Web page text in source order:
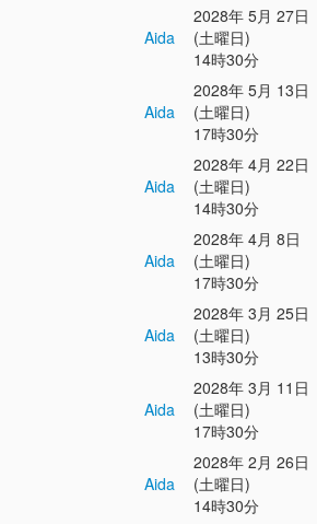
Aida
2028年 5月 27日
(土曜日)
14時30分
Aida
2028年 5月 13日
(土曜日)
17時30分
Aida
2028年 4月 22日
(土曜日)
14時30分
Aida
2028年 4月 8日
(土曜日)
17時30分
Aida
2028年 3月 25日
(土曜日)
13時30分
Aida
2028年 3月 11日
(土曜日)
17時30分
Aida
2028年 2月 26日
(土曜日)
14時30分